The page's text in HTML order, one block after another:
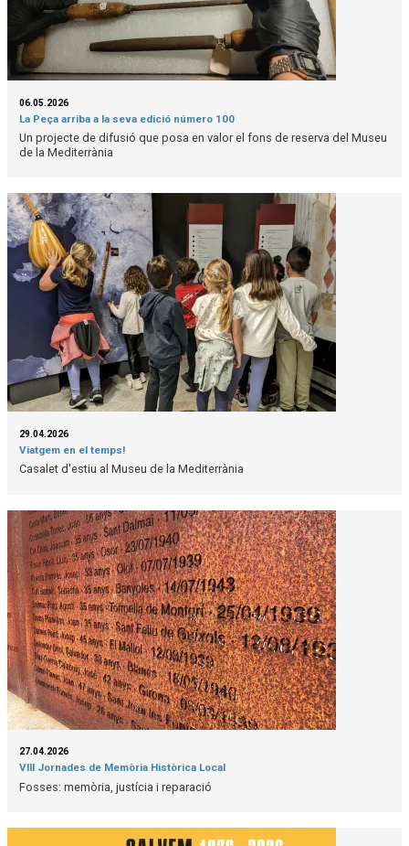
06.05.2026
La Peça arriba a la seva edició número 100
Un projecte de difusió que posa en valor el fons de reserva del Museu
de la Mediterrània
29.04.2026
Viatgem en el temps!
Casalet d'estiu al Museu de la Mediterrània
27.04.2026
VIII Jornades de Memòria Històrica Local
Fosses: memòria, justícia i reparació